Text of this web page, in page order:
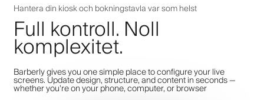
Hantera din kiosk och bokningstavla var som helst
Full kontroll. Noll
komplexitet.
Barberly gives you one simple place to configure your live
screens. Update design, structure, and content in seconds —
whether you're on your phone, computer, or browser